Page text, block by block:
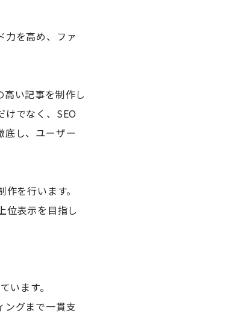
力を高め、ファ
い記事を制作し
けでなく、SEO
底し、ユーザー
を行います。
位表示を目指し
います。
ングまで一貫支